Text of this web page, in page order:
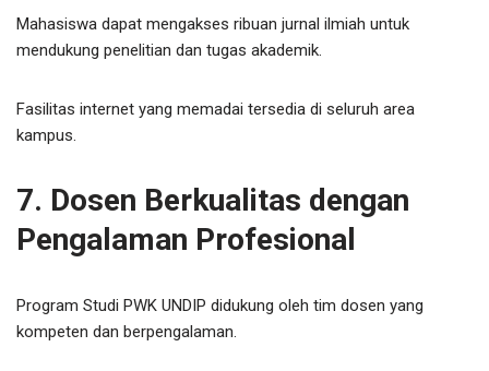
Mahasiswa dapat mengakses ribuan jurnal ilmiah untuk
mendukung penelitian dan tugas akademik.
Fasilitas internet yang memadai tersedia di seluruh area
kampus.
7. Dosen Berkualitas dengan
Pengalaman Profesional
Program Studi PWK UNDIP didukung oleh tim dosen yang
kompeten dan berpengalaman.